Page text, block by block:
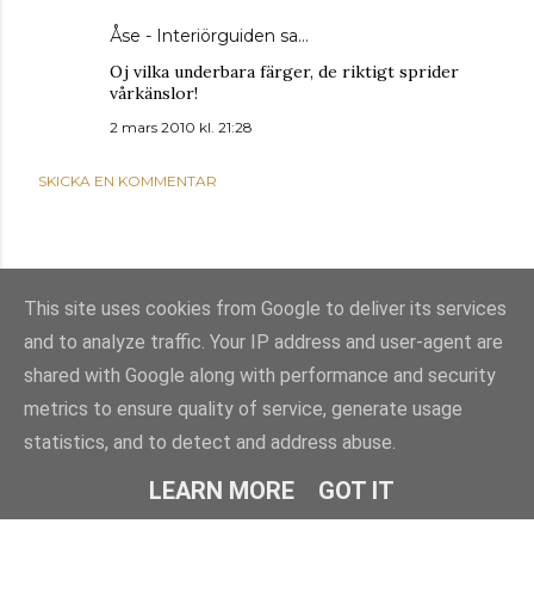
Åse - Interiörguiden sa…
Oj vilka underbara färger, de riktigt sprider
vårkänslor!
2 mars 2010 kl. 21:28
SKICKA EN KOMMENTAR
Använder Blogger
This site uses cookies from Google to deliver its services
and to analyze traffic. Your IP address and user-agent are
shared with Google along with performance and security
metrics to ensure quality of service, generate usage
statistics, and to detect and address abuse.
LEARN MORE GOT IT